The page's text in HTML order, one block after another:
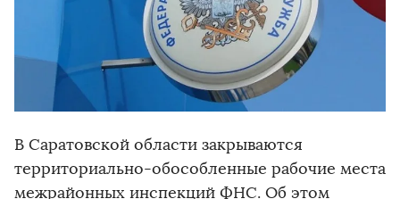
В Саратовской области закрываются
территориально-обособленные рабочие места
межрайонных инспекций ФНС. Об этом